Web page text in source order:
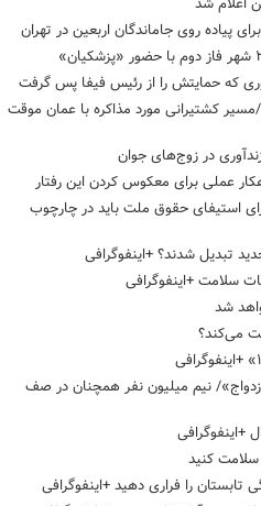
پیاده روی جاماندگان اربعین در تهران
که حمایتش را از رئیس فیفا پس گرفت
مسیر کشتیرانی مورد مذاکره با عمان موقت
در زوج‌های جوان
استیفای حقوق ملت باید در چارچوب
تبدیل شدند؟ +اینفوگرافی
می‌کند؟
ازدواج»/ نیم میلیون نفر همچنان در صف
+اینفوگرافی
سلامت کنید
را فراری دهید +اینفوگرافی